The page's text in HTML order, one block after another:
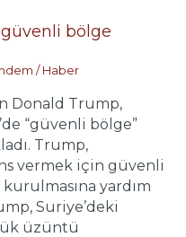
güvenli bölge
/ Haber
Donald Trump,
“güvenli bölge”
Trump,
vermek için güvenli
yardım
Suriye’deki
üzüntü